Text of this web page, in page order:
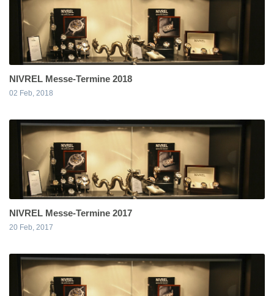
NIVREL Messe-Termine 2018
02 Feb, 2018
NIVREL Messe-Termine 2017
20 Feb, 2017